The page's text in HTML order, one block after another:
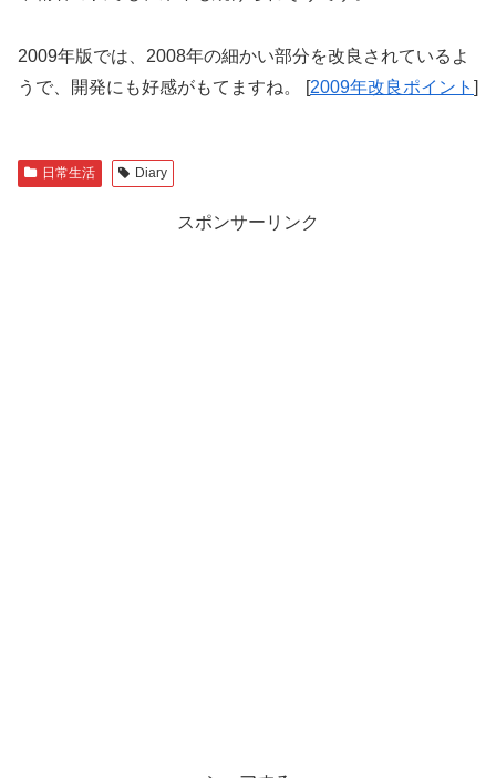
2009年版では、2008年の細かい部分を改良されているよ
うで、開発にも好感がもてますね。 [2009年改良ポイント ]
日常生活 Diary
スポンサーリンク